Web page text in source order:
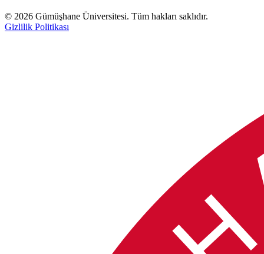
© 2026 Gümüşhane Üniversitesi. Tüm hakları saklıdır.
Gizlilik Politikası